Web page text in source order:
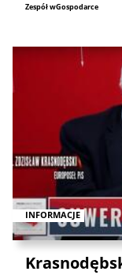
Zespół wGospodarce
INFORMACJE